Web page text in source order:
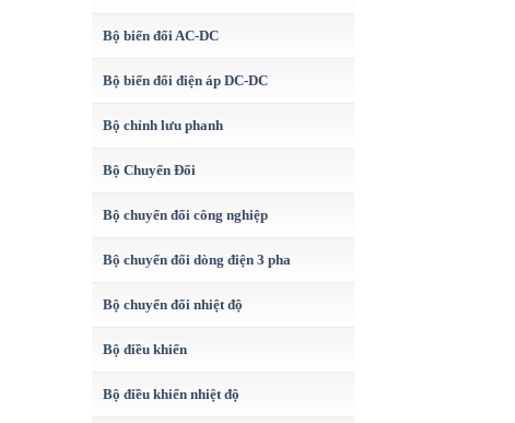
Bộ biến đổi AC-DC
Bộ biến đổi điện áp DC-DC
Bộ chỉnh lưu phanh
Bộ Chuyển Đổi
Bộ chuyển đổi công nghiệp
Bộ chuyển đổi dòng điện 3 pha
Bộ chuyển đổi nhiệt độ
Bộ điều khiển
Bộ điều khiển nhiệt độ